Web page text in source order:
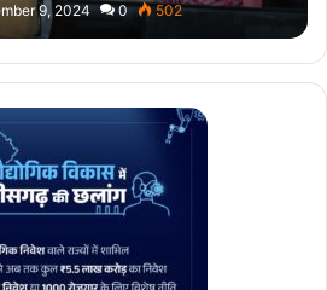
9, 2024 0 502